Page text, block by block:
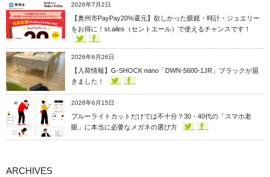
2026年7月2日
【奥州市PayPay20%還元】欲しかった眼鏡・時計・ジュエリー
をお得に！st.ailes（セントエール）で使えるチャンスです！
2026年6月26日
【入荷情報】G-SHOCK nano「DWN-5600-1JR」ブラックが届
きました！
2026年6月15日
ブルーライトカットだけでは不十分？30・40代の「スマホ老
眼」に本当に必要なメガネの選び方
ARCHIVES